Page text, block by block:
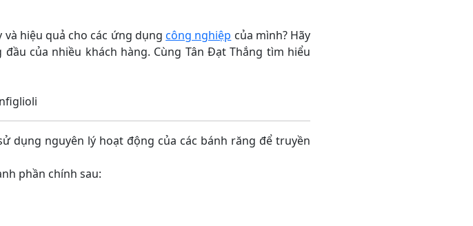
hiệu quả cho các ứng dụngcông nghiệp của mình? Hãy
của nhiều khách hàng. Cùng Tân Đạt Thắng tìm hiểu
nguyên lý hoạt động của các bánh răng để truyền
phần chính sau: